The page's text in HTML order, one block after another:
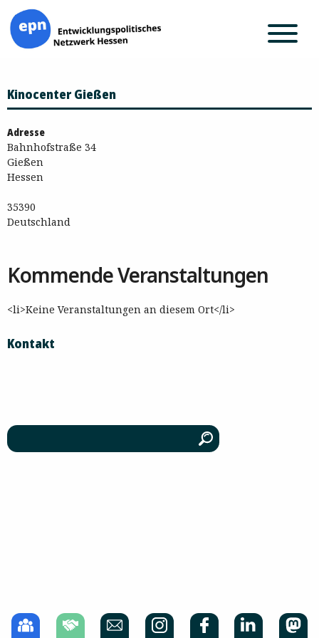
Inhalt
springen
Kinocenter Gießen
Adresse
Bahnhofstraße 34
Gießen
Hessen
35390
Deutschland
Kommende Veranstaltungen
<li>Keine Veranstaltungen an diesem Ort</li>
Kontakt